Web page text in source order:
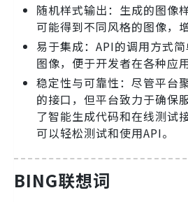
随机样式输出：生成的图像
可能得到不同风格的图像，
易于集成：API的调用方式
图像，便于开发者在各种应
稳定性与可靠性：尽管平台
的接口，但平台致力于确保
了智能生成代码和在线测试
可以轻松测试和使用API。
BING联想词